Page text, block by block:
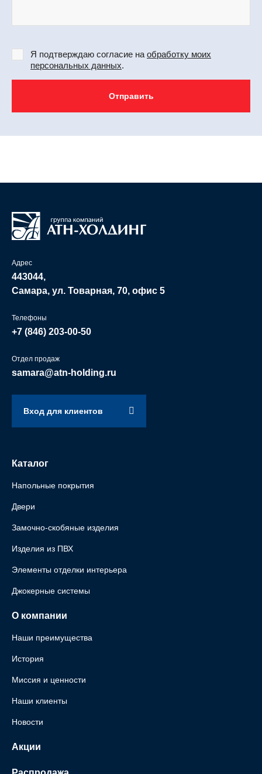
Я подтверждаю согласие на обработку моих
персональных данных.
Отправить
Адрес
443044,
Самара, ул. Товарная, 70, офис 5
Телефоны
+7 (846) 203-00-50
Отдел продаж
samara@atn-holding.ru
Вход для клиентов
Каталог
Напольные покрытия
Двери
Замочно-скобяные изделия
Изделия из ПВХ
Элементы отделки интерьера
Джокерные системы
О компании
Наши преимущества
История
Миссия и ценности
Наши клиенты
Новости
Акции